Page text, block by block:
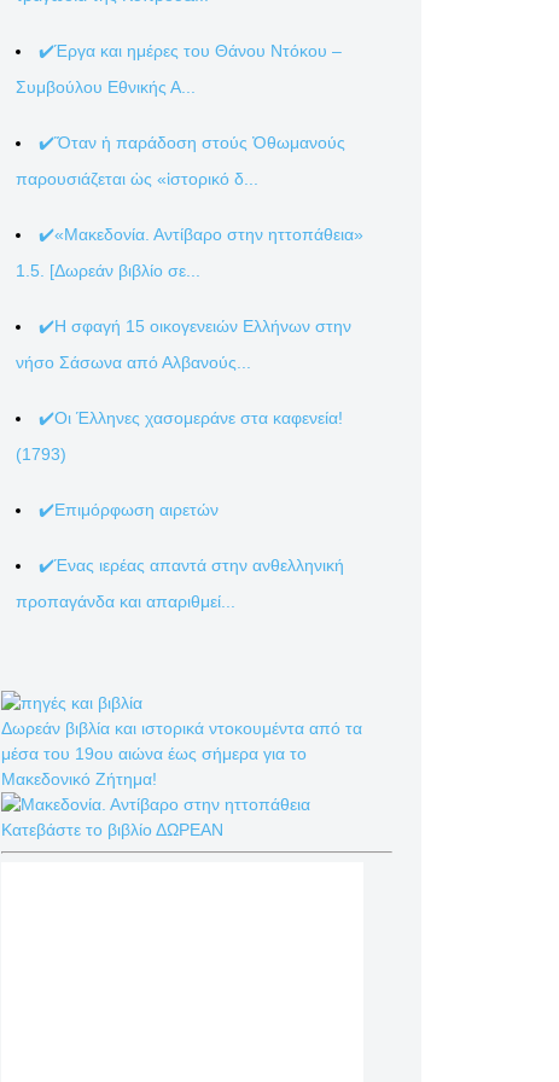
✔️Έργα και ημέρες του Θάνου Ντόκου –
Συμβούλου Εθνικής Α...
✔️Ὅταν ἡ παράδοση στούς Ὀθωμανούς
παρουσιάζεται ὡς «ἱστορικό δ...
✔️«Μακεδονία. Αντίβαρο στην ηττοπάθεια»
1.5. [Δωρεάν βιβλίο σε...
✔️Η σφαγή 15 οικογενειών Ελλήνων στην
νήσο Σάσωνα από Αλβανούς...
✔️Οι Έλληνες χασομεράνε στα καφενεία!
(1793)
✔️Επιμόρφωση αιρετών
✔️Ένας ιερέας απαντά στην ανθελληνική
προπαγάνδα και απαριθμεί...
Δωρεάν βιβλία και ιστορικά ντοκουμέντα από τα
μέσα του 19ου αιώνα έως σήμερα για το
Μακεδονικό Ζήτημα!
Κατεβάστε το βιβλίο ΔΩΡΕΑΝ